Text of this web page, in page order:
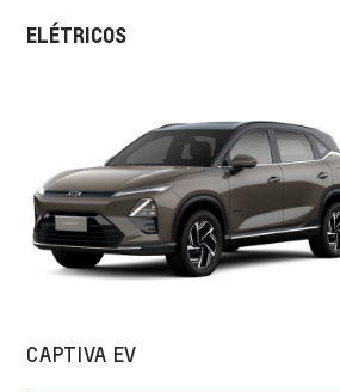
ELÉTRICOS
CAPTIVA EV